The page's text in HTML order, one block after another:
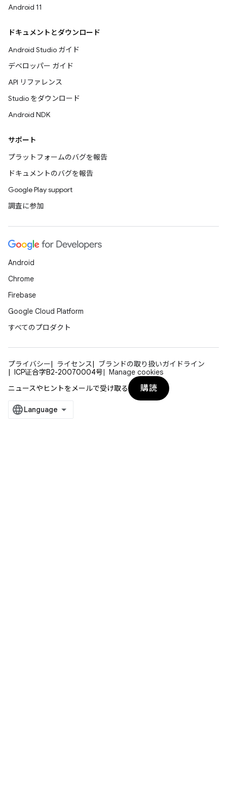
Android 11
ドキュメントとダウンロード
Android Studio ガイド
デベロッパー ガイド
API リファレンス
Studio をダウンロード
Android NDK
サポート
プラットフォームのバグを報告
ドキュメントのバグを報告
Google Play support
調査に参加
Android
Chrome
Firebase
Google Cloud Platform
すべてのプロダクト
プライバシー ライセンス
ブランドの取り扱いガイドライン
ICP证合字B2-20070004号
Manage cookies
ニュースやヒントをメールで受け取る
購読